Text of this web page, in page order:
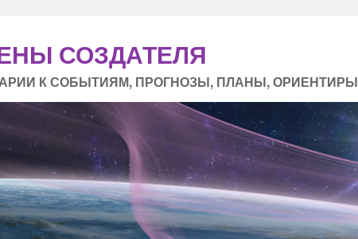
СОЗДАТЕЛЯ
К СОБЫТИЯМ, ПРОГНОЗЫ, ПЛАНЫ, ОРИЕНТИРЫ